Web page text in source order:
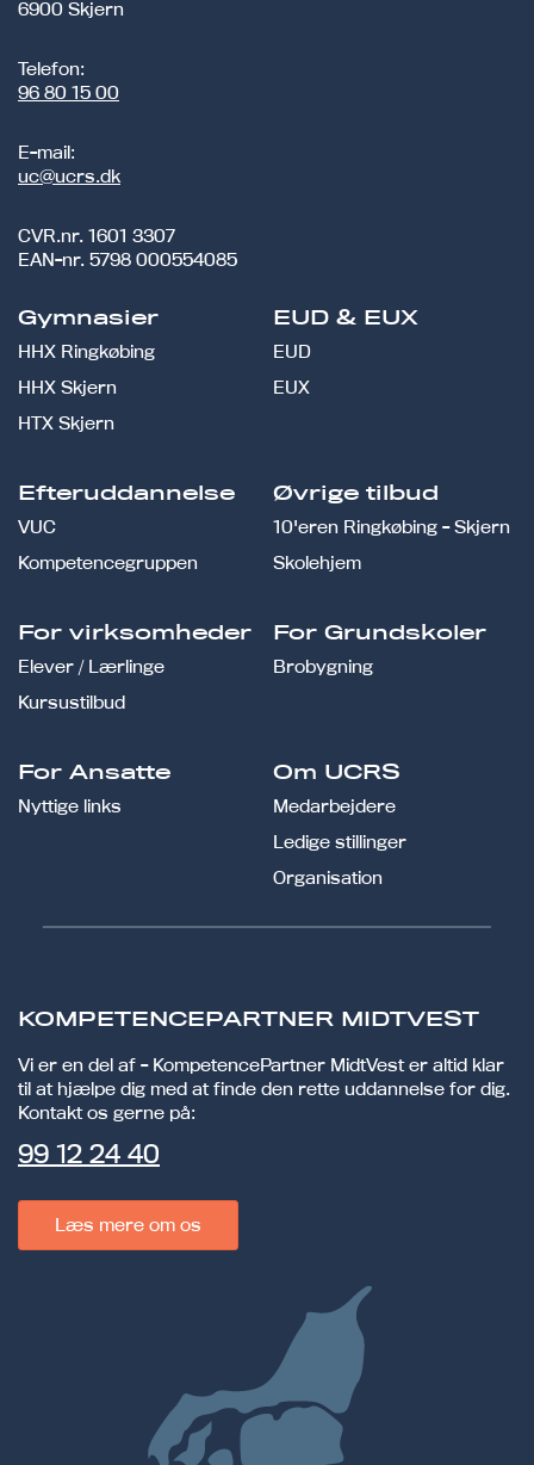
6900 Skjern
Telefon:
96 80 15 00
E-mail:
uc@ucrs.dk
CVR.nr. 1601 3307
EAN-nr. 5798 000554085
Gymnasier
HHX Ringkøbing
HHX Skjern
HTX Skjern
EUD & EUX
EUD
EUX
Efteruddannelse
VUC
Kompetencegruppen
Øvrige tilbud
10'eren Ringkøbing - Skjern
Skolehjem
For virksomheder
Elever / Lærlinge
Kursustilbud
For Grundskoler
Brobygning
For Ansatte
Nyttige links
Om UCRS
Medarbejdere
Ledige stillinger
Organisation
KOMPETENCEPARTNER MIDTVEST
Vi er en del af - KompetencePartner MidtVest er altid klar
til at hjælpe dig med at finde den rette uddannelse for dig.
Kontakt os gerne på:
99 12 24 40
Læs mere om os